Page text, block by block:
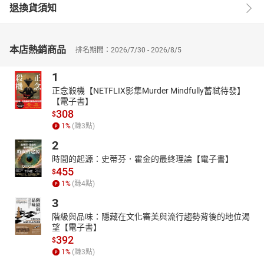
魏端本道：「難道你在外面的行蹤，我絕對不能過問嗎？」說著這
話，一掀被子，他可坐起來了。魏太太也坐著桌子邊沉下臉來，將
▎人不為己，天誅地滅？
黑暗的前途，糊裡糊塗地沉墜下去。管他呢，自己作自己的事，自
己尋求自己的快樂。這麼想著，心裡就空洞得多了。
轎子快到家了，她忽然生了一個新意念：這麼一大早，由外面坐了
轎子回來，知道的說是賭了一宿回來了。不知道的，卻說整晚在外
幹著什麼呢，尤其是自己家裡發生著這樣重大變化的時候。這個念
頭她想著了，立刻就叫轎伕把轎子停了下來。她打開皮包，取出了
幾張鈔票，給轎伕作酒錢。然後閃到街上店鋪的屋簷下，慢慢兒地
走著，像是出來買東西的樣子。
▎拋家棄子，只圖享樂
魏太太依了他付著車錢下車，她和他走了一截路，低聲微笑道：
「你瘋了嗎？在大街上這樣叫著我的名字大聲說話。」范寶華道：
「你還怕什麼？你們那位已經坐了監牢了，你是無拘無束的人，還
怕在大街有人叫嗎？」魏太太笑道：「你說痛快地吃頓晚飯，就為
的是這個？你這人也太過分了，姓魏的雖然和我合作有點勉強，可
退換貨須知
本店熱銷商品 排名期間：2026/7/30 - 2026/8/5
1
正念殺機【NETFLIX影集Murder Mindfully蓄弒待發】
【電子書】
$308
1 % (賺3點)
2
時間的起源：史蒂芬．霍金的最終理論【電子書】
$455
1 % (賺4點)
3
階級與品味：隱藏在文化審美與流行趨勢背後的地位渴
望【電子書】
$392
1 % (賺3點)